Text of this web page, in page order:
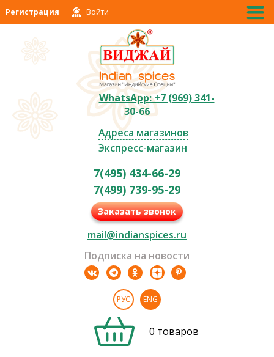
Регистрация Войти
WhatsApp: +7 (969) 341-
30-66
Адреса магазинов
Экспресс-магазин
7(495) 434-66-29
7(499) 739-95-29
Заказать звонок
mail@indianspices.ru
Подписка на новости
РУС ENG
0 товаров